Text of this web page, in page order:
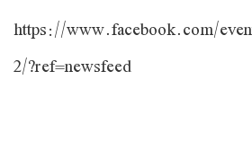
https://www.facebook.com/
2/?ref=newsfeed